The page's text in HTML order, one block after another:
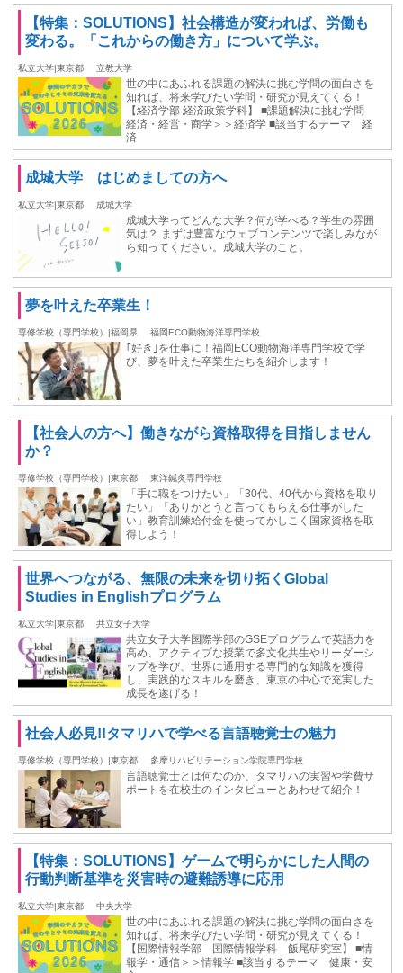
【特集：SOLUTIONS】社会構造が変われば、労働も
変わる。「これからの働き方」について学ぶ。
私立大学|東京都 立教大学
世の中にあふれる課題の解決に挑む学問の面白さを
知れば、将来学びたい学問・研究が見えてくる！
【経済学部 経済政策学科】 ■課題解決に挑む学問
経済・経営・商学＞＞経済学 ■該当するテーマ 経
済
成城大学 はじめましての方へ
私立大学|東京都 成城大学
成城大学ってどんな大学？何が学べる？学生の雰囲
気は？ まずは豊富なウェブコンテンツで楽しみなが
ら知ってください。成城大学のこと。
夢を叶えた卒業生！
専修学校（専門学校）|福岡県 福岡ECO動物海洋専門学校
｢好き｣を仕事に！福岡ECO動物海洋専門学校で学
び、夢を叶えた卒業生たちを紹介します！
【社会人の方へ】働きながら資格取得を目指しません
か？
専修学校（専門学校）|東京都 東洋鍼灸専門学校
「手に職をつけたい」「30代、40代から資格を取り
たい」「ありがとうと言ってもらえる仕事がした
い」教育訓練給付金を使ってかしこく国家資格を取
得しよう！
世界へつながる、無限の未来を切り拓くGlobal
Studies in Englishプログラム
私立大学|東京都 共立女子大学
共立女子大学国際学部のGSEプログラムで英語力を
高め、アクティブな授業で多文化共生やリーダーシ
ップを学び、世界に通用する専門的な知識を獲得
し、実践的なスキルを磨き、東京の中心で充実した
成長を遂げる！
社会人必見!!タマリハで学べる言語聴覚士の魅力
専修学校（専門学校）|東京都 多摩リハビリテーション学院専門学校
言語聴覚士とは何なのか、タマリハの実習や学費サ
ポートを在校生のインタビューとあわせて紹介！
【特集：SOLUTIONS】ゲームで明らかにした人間の
行動判断基準を災害時の避難誘導に応用
私立大学|東京都 中央大学
世の中にあふれる課題の解決に挑む学問の面白さを
知れば、将来学びたい学問・研究が見えてくる！
【国際情報学部 国際情報学科 飯尾研究室】 ■情
報学・通信＞＞情報学 ■該当するテーマ 健康・安